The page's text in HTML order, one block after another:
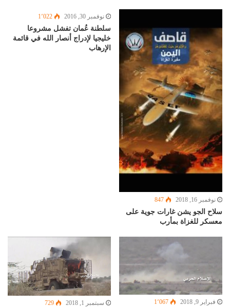
نوفمبر 16, 2018 847
سلاح الجو يشن غارات جوية على
معسكر للغزاة بمأرب
نوفمبر 30, 2016 1٬022
سلطنة عُمان تفشل مشروعا
خليجيا لإدراج أنصار الله في قائمة
الإرهاب
فبراير 9, 2018 1٬067 سبتمبر 1, 2018 729